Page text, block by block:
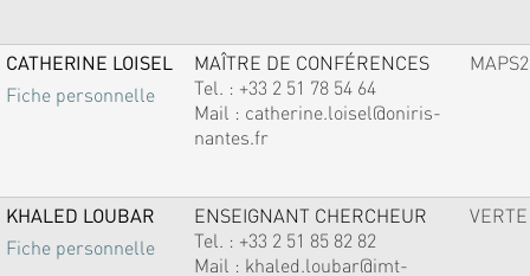
CATHERINE LOISEL
Fiche personnelle
MAÎTRE DE CONFÉRENCES
Tel. : +33 2 51 78 54 64
Mail : catherine.loisel@oniris-
nantes.fr
MAPS2
KHALED LOUBAR
Fiche personnelle
ENSEIGNANT CHERCHEUR
Tel. : +33 2 51 85 82 82
Mail : khaled.loubar@imt-
VERTE